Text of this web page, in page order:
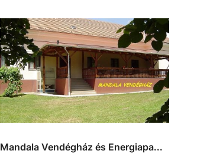
Mandala Vendégház és Energiapa...